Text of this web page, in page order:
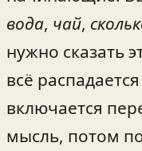
вода, чай,
нужно сказать
всё
включается
мысль, потом